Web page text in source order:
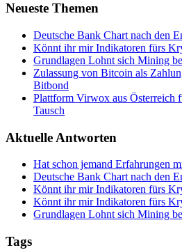
Neueste Themen
Deutsche Bank Chart nach den
Könnt ihr mir Indikatoren fürs
Grundlagen Lohnt sich Mining
Zulassung von Bitcoin als
Bitbond
Plattform Virwox aus Österreich
Tausch
Aktuelle Antworten
Hat schon jemand Erfahrungen
Deutsche Bank Chart nach den
Könnt ihr mir Indikatoren fürs
Könnt ihr mir Indikatoren fürs
Grundlagen Lohnt sich Mining
Tags